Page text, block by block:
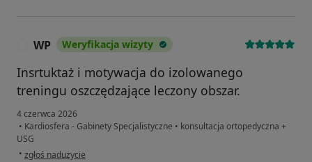
WP Weryfikacja wizyty
Insrtuktaż i motywacja do izolowanego
treningu oszczędzające leczony obszar.
4 czerwca 2026
• Kardiosfera - Gabinety Specjalistyczne • konsultacja ortopedyczna +
USG
• w opinii użytkownika WP
zgłoś nadużycie